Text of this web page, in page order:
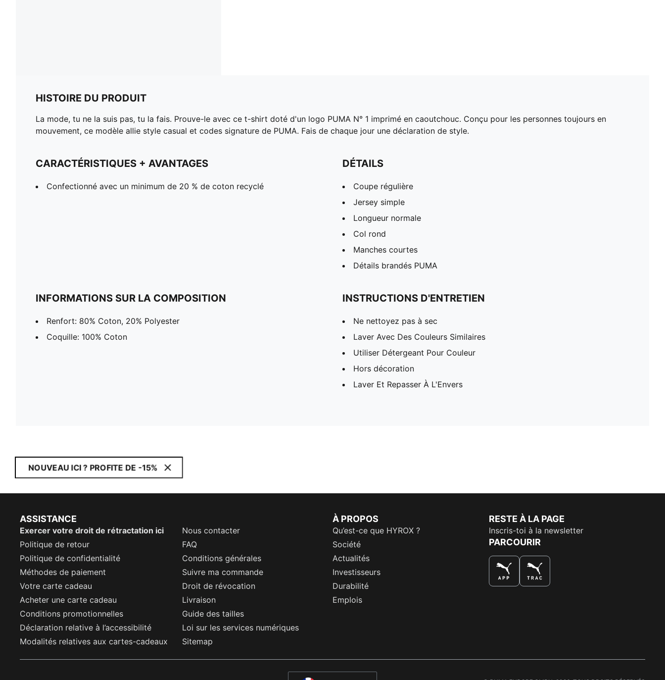
HISTOIRE DU PRODUIT
La mode, tu ne la suis pas, tu la fais. Prouve-le avec ce t-shirt doté d'un logo PUMA N° 1 imprimé en caoutchouc. Conçu pour les personnes toujours en
mouvement, ce modèle allie style casual et codes signature de PUMA. Fais de chaque jour une déclaration de style.
CARACTÉRISTIQUES + AVANTAGES
Confectionné avec un minimum de 20 % de coton recyclé
DÉTAILS
Coupe régulière
Jersey simple
Longueur normale
Col rond
Manches courtes
Détails brandés PUMA
INFORMATIONS SUR LA COMPOSITION
Renfort: 80% Coton, 20% Polyester
Coquille: 100% Coton
INSTRUCTIONS D'ENTRETIEN
Ne nettoyez pas à sec
Laver Avec Des Couleurs Similaires
Utiliser Détergeant Pour Couleur
Hors décoration
Laver Et Repasser À L'Envers
NOUVEAU ICI ? PROFITE DE -15%
ASSISTANCE
Exercer votre droit de rétractation ici
Nous contacter
Politique de retour
FAQ
Politique de confidentialité
Conditions générales
Méthodes de paiement
Suivre ma commande
Votre carte cadeau
Droit de révocation
Acheter une carte cadeau
Livraison
Conditions promotionnelles
Guide des tailles
Déclaration relative à l’accessibilité
Loi sur les services numériques
Modalités relatives aux cartes-cadeaux
Sitemap
À PROPOS
Qu’est-ce que HYROX ?
Société
Actualités
Investisseurs
Durabilité
Emplois
RESTE À LA PAGE
Inscris-toi à la newsletter
PARCOURIR